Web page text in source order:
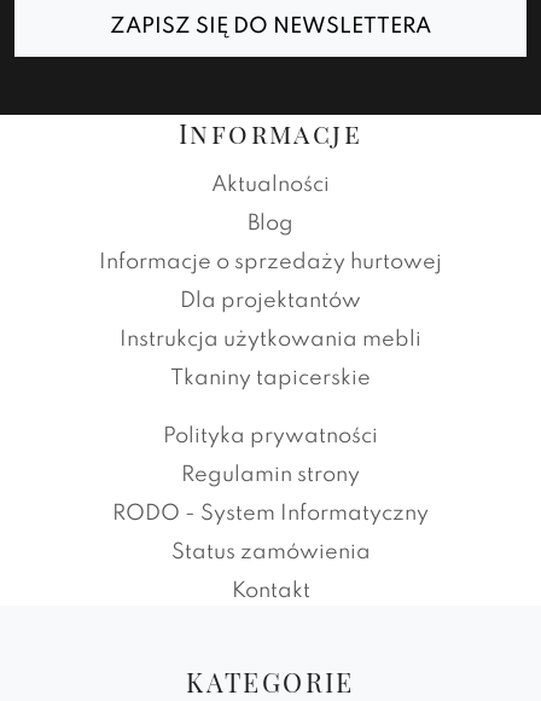
ZAPISZ SIĘ DO NEWSLETTERA
Informacje
Aktualności
Blog
Informacje o sprzedaży hurtowej
Dla projektantów
Instrukcja użytkowania mebli
Tkaniny tapicerskie
Polityka prywatności
Regulamin strony
RODO - System Informatyczny
Status zamówienia
Kontakt
KATEGORIE